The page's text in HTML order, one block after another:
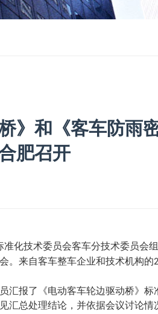
》和《客车防雨
肥召开
准化技术委员会客车分技术委员会
。来自客车整车企业和技术机构的
汇报了《电动客车轮边驱动桥》
汇总处理结论，并依据会议讨论情